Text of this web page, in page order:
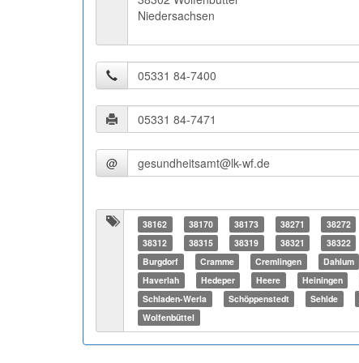
Niedersachsen
@
38162 38170 38173 38271 38272
38312
38315 38319 38321 38322
Burgdorf
Cramme Cremlingen Dahlum
Haverlah
Hedeper Heere Heiningen
Schladen-Werla
Schöppenstedt Sehlde
Wolfenbüttel